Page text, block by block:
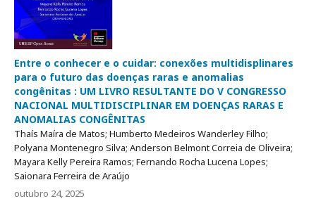
Entre o conhecer e o cuidar: conexões multidisplinares
para o futuro das doenças raras e anomalias
congênitas : UM LIVRO RESULTANTE DO V CONGRESSO
NACIONAL MULTIDISCIPLINAR EM DOENÇAS RARAS E
ANOMALIAS CONGÊNITAS
Thaís Maíra de Matos; Humberto Medeiros Wanderley Filho;
Polyana Montenegro Silva; Anderson Belmont Correia de Oliveira;
Mayara Kelly Pereira Ramos; Fernando Rocha Lucena Lopes;
Saionara Ferreira de Araújo
outubro 24, 2025